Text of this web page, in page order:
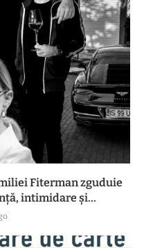
Fiterman zguduie
intimidare și...